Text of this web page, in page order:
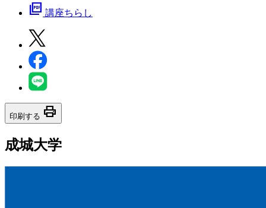
picture_as_pdf 講座ちらし
印刷する print
成城大学